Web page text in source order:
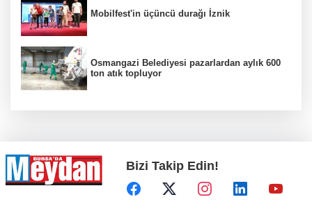
Mobilfest'in üçüncü durağı İznik
Osmangazi Belediyesi pazarlardan aylık 600
ton atık topluyor
Bizi Takip Edin!